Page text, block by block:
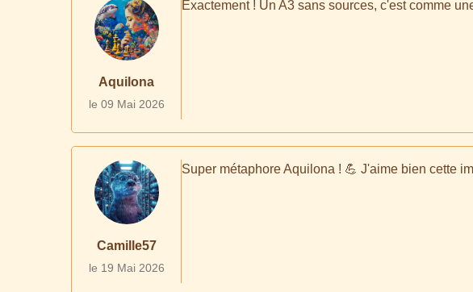
Aquilona
le 09 Mai 2026
Exactement ! Un A3 sans sources, c'est comme
Camille57
le 19 Mai 2026
Super métaphore Aquilona ! 💪 J'aime bien cette